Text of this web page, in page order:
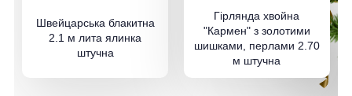
Швейцарська блакитна
2.1 м лита ялинка
штучна
Гірлянда хвойна
"Кармен" з золотими
шишками, перлами 2.70
м штучна